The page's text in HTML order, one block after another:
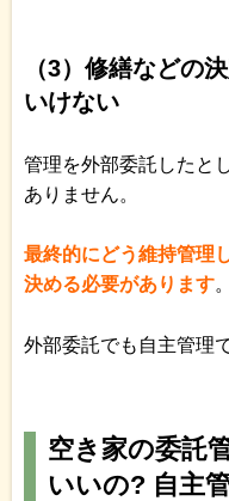
（3）修繕などの
いけない
管理を外部委託したと
ありません。
最終的にどう維持管理
決める必要があります。
外部委託でも自主管理
空き家の委託
いいの? 自主